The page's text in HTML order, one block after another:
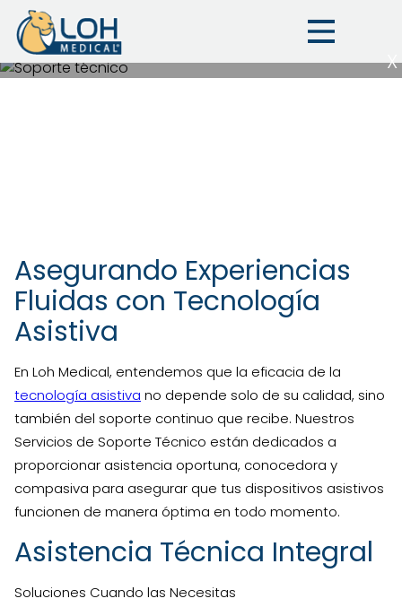
X
Asegurando Experiencias
Fluidas con Tecnología
Asistiva
En Loh Medical, entendemos que la eficacia de la
tecnología asistiva no depende solo de su calidad, sino
también del soporte continuo que recibe. Nuestros
Servicios de Soporte Técnico están dedicados a
proporcionar asistencia oportuna, conocedora y
compasiva para asegurar que tus dispositivos asistivos
funcionen de manera óptima en todo momento.
Asistencia Técnica Integral
Soluciones Cuando las Necesitas